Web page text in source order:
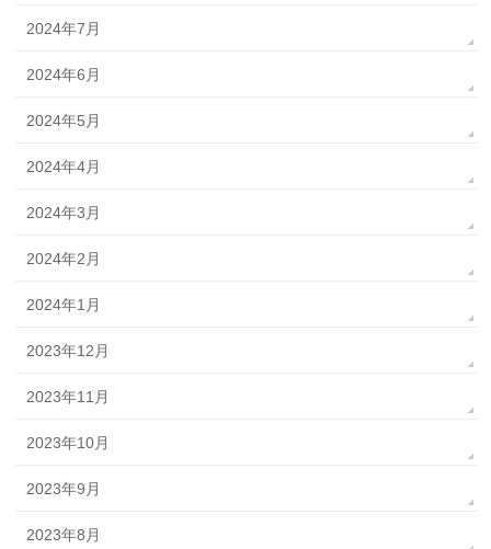
2024年7月
2024年6月
2024年5月
2024年4月
2024年3月
2024年2月
2024年1月
2023年12月
2023年11月
2023年10月
2023年9月
2023年8月